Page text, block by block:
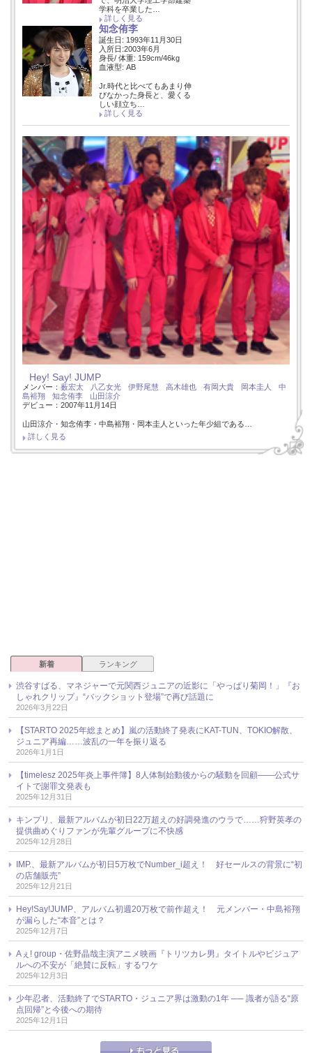
学科を卒業した…
詳しく見る
知念侑李
誕生日: 1993年11月30日
入所日:2003年6月
身長/ 体重: 159cm/46kg
血液型: AB
Jr.時代と比べてもあまり伸
びなかった身長と、愛くる
しい顔立ち…
詳しく見る
Hey! Say! JUMP
メンバー： 薮宏太 八乙女光 伊野尾慧 高木雄也 有岡大貴 岡本圭人
中
島裕翔
知念侑李
山田涼介
デビュー：2007年11月14日
山田涼介・知念侑李・中島裕翔・岡本圭人といった年少組である…
詳しく見る
新着 ランキング
渋谷すばる、マネジャーで元関西ジュニアの近影に「やっぱり菊岡！」『お
しゃれクリップ』“バックショット登場”で再び話題に
2026年3月22日
【STARTO 2025年総まとめ】嵐の活動終了発表にKAT-TUN、TOKIO解散、
ジュニア再編……波乱の一年を振り返る
2026年1月1日
【timelesz 2025年炎上事件簿】8人体制始動後からの騒動を回顧――公式サ
イトで謝罪文発表も
2025年12月31日
キンプリ、最新アルバムが初日22万超えの好調発進のウラで……狩野英孝の
提供曲めぐりファンが先輩グループに不快感
2025年12月28日
IMP.、最新アルバムが初日5万枚でNumber_i超え！ 好セールスの背景に“初
の店舗販売”
2025年12月21日
Hey!Say!JUMP、アルバム初週20万枚で前作超え！ 元メンバー・中島裕翔
が漏らした“本音”とは？
2025年12月7日
Aぇ! group・佐野晶哉主演アニメ映画『トリツカレ男』タイトルやビジュア
ルへの不安が「絶賛に反転」するワケ
2025年12月3日
少年忍者、活動終了でSTARTO・ジュニア界は激動の1年 ── 識者が語る“原
点回帰”と今後への期待
2025年12月1日